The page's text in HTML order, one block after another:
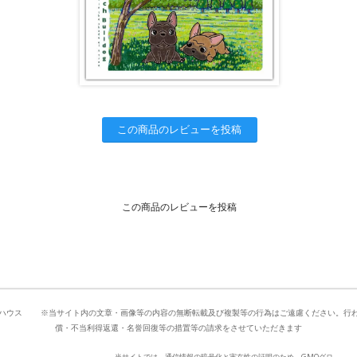
この商品のレビューを投稿
この商品のレビューを投稿
ウス ※当サイト内の文章・画像等の内容の無断転載及び複製等の行為はご遠慮ください。行
償・不当利得返還・名誉回復等の措置等の請求をさせていただきます